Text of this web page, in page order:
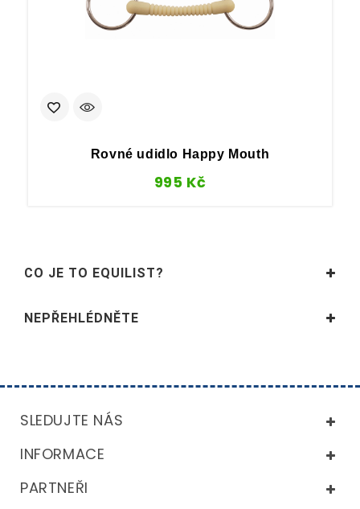
Rovné udidlo Happy Mouth
995 Kč
CO JE TO EQUILIST?
NEPŘEHLÉDNĚTE
SLEDUJTE NÁS
INFORMACE
PARTNEŘI